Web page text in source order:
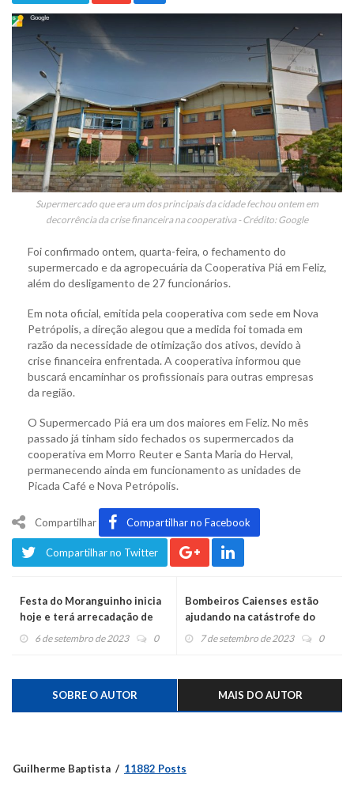
Supermercado que era um dos principais da cidade fechou ontem em
decorrência da crise financeira na cooperativa - Crédito: Google
Foi confirmado ontem, quarta-feira, o fechamento do
supermercado e da agropecuária da Cooperativa Piá em Feliz,
além do desligamento de 27 funcionários.
Em nota oficial, emitida pela cooperativa com sede em Nova
Petrópolis, a direção alegou que a medida foi tomada em
razão da necessidade de otimização dos ativos, devido à
crise financeira enfrentada. A cooperativa informou que
buscará encaminhar os profissionais para outras empresas
da região.
O Supermercado Piá era um dos maiores em Feliz. No mês
passado já tinham sido fechados os supermercados da
cooperativa em Morro Reuter e Santa Maria do Herval,
permanecendo ainda em funcionamento as unidades de
Picada Café e Nova Petrópolis.
Compartilhar Compartilhar no Facebook
Compartilhar no Twitter
Festa do Moranguinho inicia
hoje e terá arrecadação de
doações para atingidos pelas
6 de setembro de 2023 0
Bombeiros Caienses estão
ajudando na catástrofe do
Vale do Taquari
7 de setembro de 2023 0
SOBRE O AUTOR MAIS DO AUTOR
Guilherme Baptista 11882 Posts